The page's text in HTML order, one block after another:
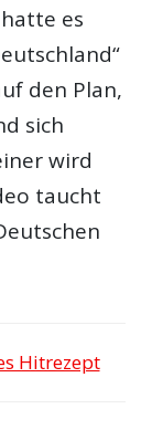
es
den Plan,
sich
wird
taucht
Hitrezept